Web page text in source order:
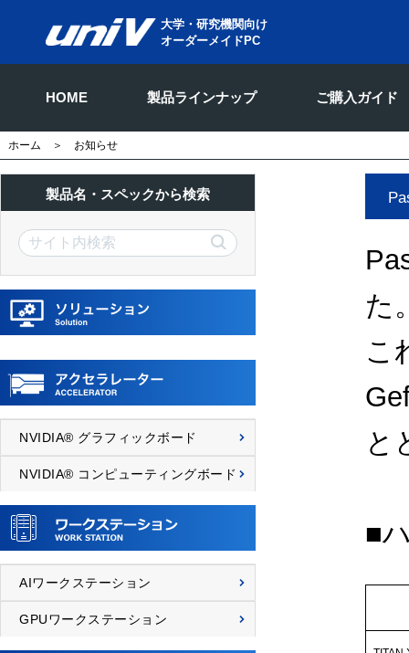
大学・研究機関向け
オーダーメイドPC
HOME 製品ラインナップ ご購入ガイド
ホーム ＞ お知らせ
た
こ
と
■
製品名・スペックから検索
NVIDIA® グラフィックボード
NVIDIA® コンピューティングボード
AIワークステーション
GPUワークステーション